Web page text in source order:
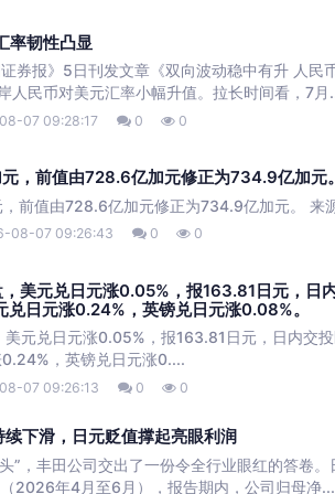
率韧性凸显
券报》5日刊发文章《双向波动稳中有升 人民
人民币对美元汇率小幅升值。拉长时间看，7月
07 09:28:17 0 0
，前值由728.6亿加元修正为734.9亿加元。
前值由728.6亿加元修正为734.9亿加元。 来
08-07 09:26:43 0 0
美元兑日元涨0.05%，报163.81日元，日
日元涨0.24%，英镑兑日元涨0.08%。
美元兑日元涨0.05%，报163.81日元，日内交
，英镑兑日元涨0....
07 09:26:13 0 0
下滑，日元贬值撑起亮眼利润
”，丰田公司交出了一份令全行业眼红的答卷
2026年4月至6月），报告期内，公司归母净...